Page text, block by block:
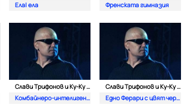
Ела| eла
Френската гимназия
Слави Трифонов и Ку-Kу Бенд
Комбайнеро-интелигентска
Слави Трифонов и Ку-Kу Бенд
Едно Ферари с цвят червен